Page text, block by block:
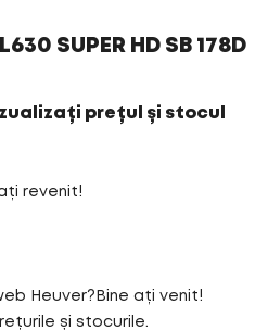
SUPER HD SB 178D
prețul și stocul
revenit!
Heuver?Bine ați venit!
și stocurile.